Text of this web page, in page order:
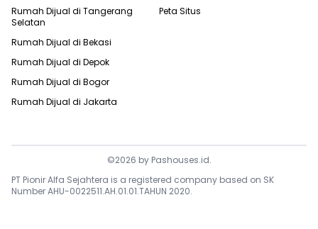
Rumah Dijual di Tangerang
Selatan
Rumah Dijual di Bekasi
Rumah Dijual di Depok
Rumah Dijual di Bogor
Rumah Dijual di Jakarta
Peta Situs
©2026 by Pashouses.id.
PT Pionir Alfa Sejahtera is a registered company based on SK
Number AHU-0022511.AH.01.01.TAHUN 2020.